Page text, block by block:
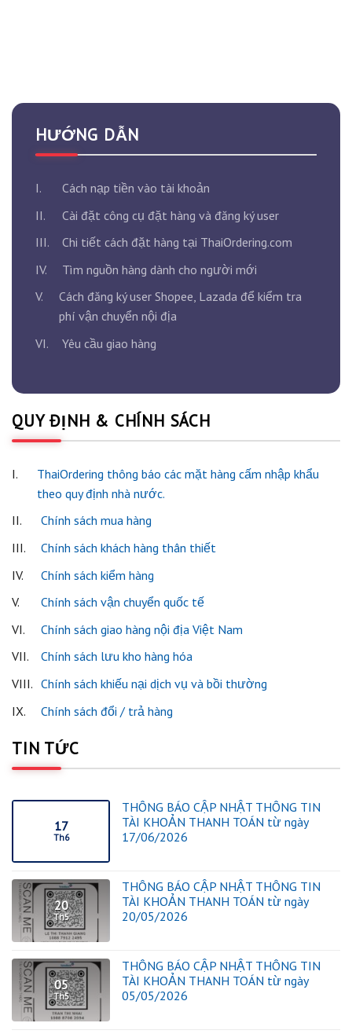
HƯỚNG DẪN
I.
Cách nạp tiền vào tài khoản
II.
Cài đặt công cụ đặt hàng và đăng ký user
III.
Chi tiết cách đặt hàng tại ThaiOrdering.com
IV.
Tìm nguồn hàng dành cho người mới
V.
Cách đăng ký user Shopee, Lazada để kiểm tra
phí vận chuyển nội địa
VI.
Yêu cầu giao hàng
QUY ĐỊNH & CHÍNH SÁCH
I.
ThaiOrdering thông báo các mặt hàng cấm nhập khẩu
theo quy định nhà nước.
II.
Chính sách mua hàng
III.
Chính sách khách hàng thân thiết
IV.
Chính sách kiểm hàng
V.
Chính sách vận chuyển quốc tế
VI.
Chính sách giao hàng nội địa Việt Nam
VII.
Chính sách lưu kho hàng hóa
VIII. Chính sách khiếu nại dịch vụ và bồi thường
IX.
Chính sách đổi / trả hàng
TIN TỨC
17
Th6
THÔNG BÁO CẬP NHẬT THÔNG TIN
TÀI KHOẢN THANH TOÁN từ ngày
17/06/2026
20
Th5
THÔNG BÁO CẬP NHẬT THÔNG TIN
TÀI KHOẢN THANH TOÁN từ ngày
20/05/2026
05
Th5
THÔNG BÁO CẬP NHẬT THÔNG TIN
TÀI KHOẢN THANH TOÁN từ ngày
05/05/2026